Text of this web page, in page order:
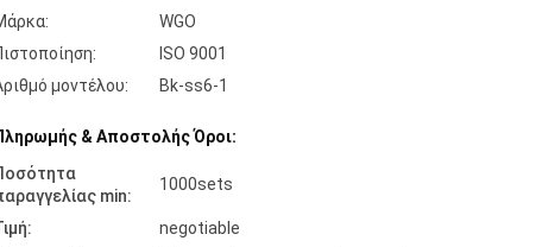
WGO
ISO 9001
μοντέλου:
Bk-ss6-1
& Αποστολής Όροι:
min:
1000sets
negotiable